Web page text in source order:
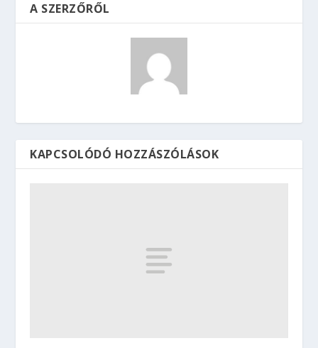
A SZERZŐRŐL
KAPCSOLÓDÓ HOZZÁSZÓLÁSOK